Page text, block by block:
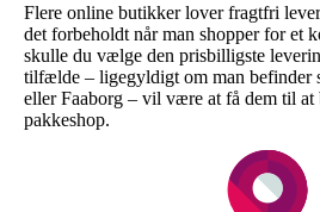
Flere online butikker lover fragtfri
det forbeholdt når man shopper for et
skulle du vælge den prisbilligste
tilfælde – ligegyldigt om man befinder
eller Faaborg – vil være at få dem til
pakkeshop.